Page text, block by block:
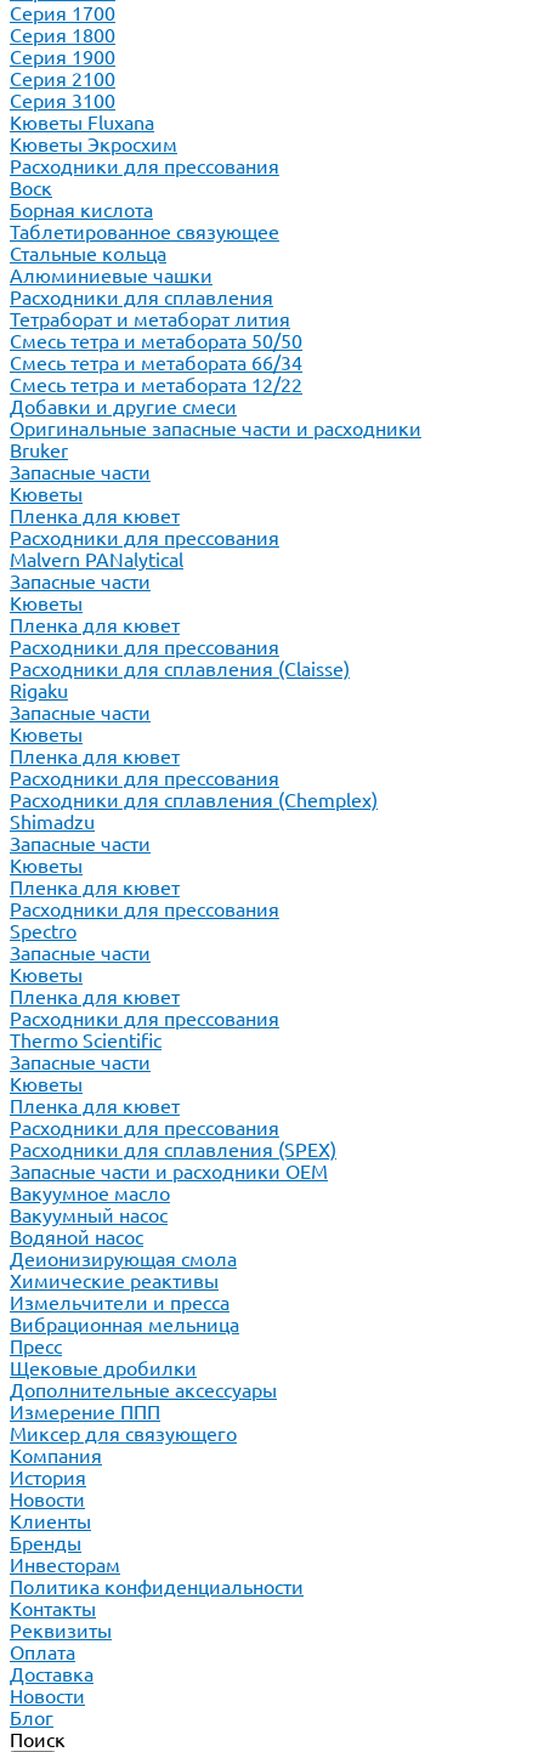
Серия 1700
Серия 1800
Серия 1900
Серия 2100
Серия 3100
Кюветы Fluxana
Кюветы Экросхим
Расходники для прессования
Воск
Борная кислота
Таблетированное связующее
Стальные кольца
Алюминиевые чашки
Расходники для сплавления
Тетраборат и метаборат лития
Смесь тетра и метабората 50/50
Смесь тетра и метабората 66/34
Смесь тетра и метабората 12/22
Добавки и другие смеси
Оригинальные запасные части и расходники
Bruker
Запасные части
Кюветы
Пленка для кювет
Расходники для прессования
Malvern PANalytical
Запасные части
Кюветы
Пленка для кювет
Расходники для прессования
Расходники для сплавления (Claisse)
Rigaku
Запасные части
Кюветы
Пленка для кювет
Расходники для прессования
Расходники для сплавления (Chemplex)
Shimadzu
Запасные части
Кюветы
Пленка для кювет
Расходники для прессования
Spectro
Запасные части
Кюветы
Пленка для кювет
Расходники для прессования
Thermo Scientific
Запасные части
Кюветы
Пленка для кювет
Расходники для прессования
Расходники для сплавления (SPEX)
Запасные части и расходники ОЕМ
Вакуумное масло
Вакуумный насос
Водяной насос
Деионизирующая смола
Химические реактивы
Измельчители и пресса
Вибрационная мельница
Пресс
Щековые дробилки
Дополнительные аксессуары
Измерение ППП
Миксер для связующего
Компания
История
Новости
Клиенты
Бренды
Инвесторам
Политика конфиденциальности
Контакты
Реквизиты
Оплата
Доставка
Новости
Блог
Поиск